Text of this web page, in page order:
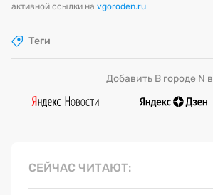
активной ссылки на vgoroden.ru
Теги
Добавить В городе N в
СЕЙЧАС ЧИТАЮТ